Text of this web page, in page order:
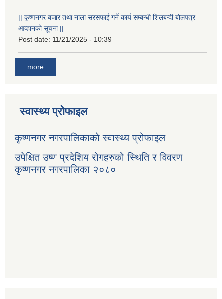
|| कृष्णनगर बजार तथा नाला सरसफाई गर्ने कार्य सम्बन्धी शिलबन्दी बोलपत्र
आव्हानको सूचना ||
Post date: 11/21/2025 - 10:39
more
स्वास्थ्य प्रोफाइल
कृष्णनगर नगरपालिकाको स्वास्थ्य प्रोफाइल
उपेक्षित उष्ण प्रदेशिय रोगहरुको स्थिति र विवरण
कृष्णनगर नगरपालिका २०८०